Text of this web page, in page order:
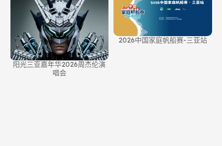
阳光三亚嘉年华2026周杰伦演
唱会
2026中国家庭帆船赛-三亚站